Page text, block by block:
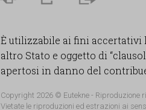
È utilizzabile ai fini accertativi
altro Stato e oggetto di
apertosi in danno del
Copyright 2026 © Eutekne - Riproduzione
Vietate le riproduzioni ed estrazioni ai